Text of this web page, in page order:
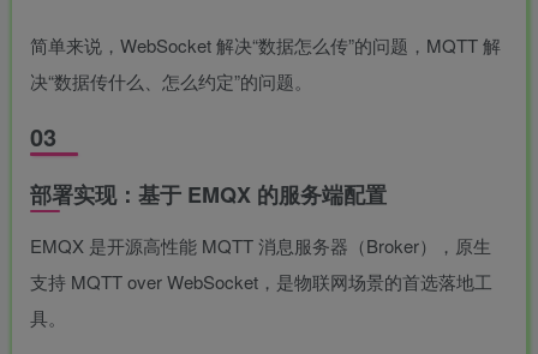
简单来说，WebSocket 解决“数据怎么传”的问题，MQTT 解
决“数据传什么、怎么约定”的问题。
03
部署实现：基于 EMQX 的服务端配置
EMQX 是开源高性能 MQTT 消息服务器（Broker），原生
支持 MQTT over WebSocket，是物联网场景的首选落地工
具。